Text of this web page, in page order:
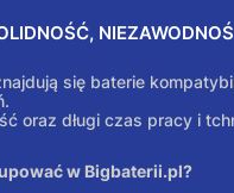
się baterie
oraz długi czas pracy i
w Bigbaterii.pl?